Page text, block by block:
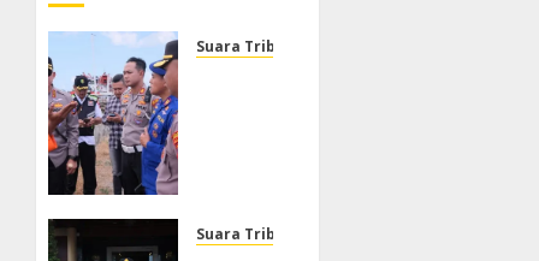
Suara Tribrata
Cepat
Suara Tribrata